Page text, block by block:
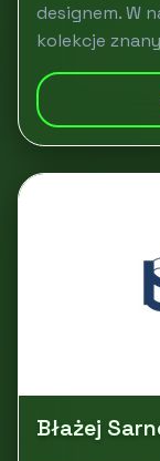
designem. W
kolekcje
Błażej